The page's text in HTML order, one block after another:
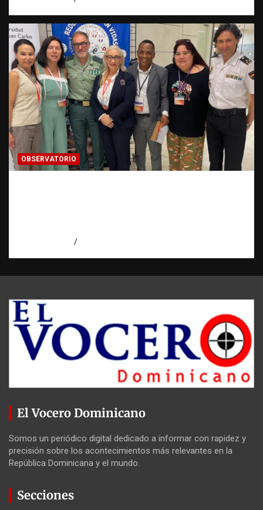
OBSERVATORIO
El Vocero Dominicano
Somos un periódico digital dedicado a informar con rapidez y
precisión sobre los acontecimientos más relevantes en la
República Dominicana y el mundo.
Secciones